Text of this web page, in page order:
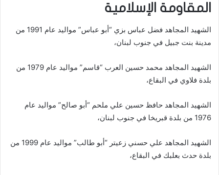
المقاومة الإسلامية
الشهيد المجاهد فضل عباس بزي “أبو عباس” مواليد عام 1991 من
مدينة بنت جبيل في جنوب لبنان،
الشهيد المجاهد محمد حسين العرب “قاسم” مواليد عام 1979 من
بلدة فلاوي في البقاع،
الشهيد المجاهد حافظ حسين علي ملحم “أبو صالح” مواليد عام
1976 من بلدة قبريخا في جنوب لبنان،
الشهيد المجاهد علي حسني زعيتر “أبو طالب” مواليد عام 1999 من
بلدة حدث بعلبك في البقاع،